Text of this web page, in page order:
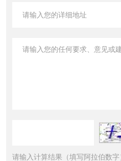
请输入计算结果（填写阿拉伯数